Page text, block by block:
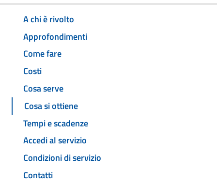
A chi è rivolto
Approfondimenti
Come fare
Costi
Cosa serve
Cosa si ottiene
Tempi e scadenze
Accedi al servizio
Condizioni di servizio
Contatti